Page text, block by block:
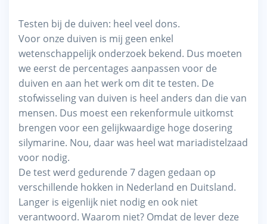
Testen bij de duiven: heel veel dons.
Voor onze duiven is mij geen enkel
wetenschappelijk onderzoek bekend. Dus moeten
we eerst de percentages aanpassen voor de
duiven en aan het werk om dit te testen. De
stofwisseling van duiven is heel anders dan die van
mensen. Dus moest een rekenformule uitkomst
brengen voor een gelijkwaardige hoge dosering
silymarine. Nou, daar was heel wat mariadistelzaad
voor nodig.
De test werd gedurende 7 dagen gedaan op
verschillende hokken in Nederland en Duitsland.
Langer is eigenlijk niet nodig en ook niet
verantwoord. Waarom niet? Omdat de lever deze